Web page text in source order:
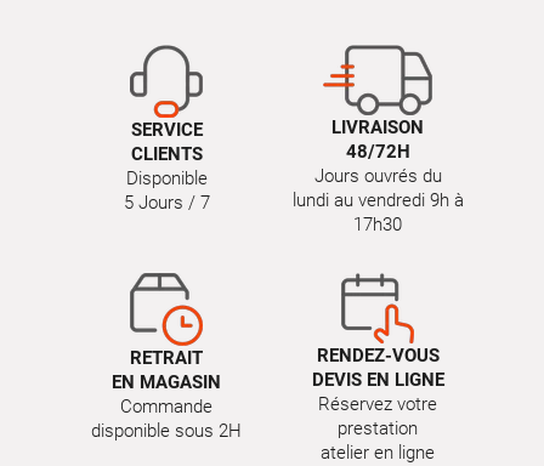
SERVICE
CLIENTS
Disponible
5 Jours / 7
LIVRAISON
48/72H
Jours ouvrés du
lundi au vendredi 9h à
17h30
RETRAIT
EN MAGASIN
Commande
disponible sous 2H
RENDEZ-VOUS
DEVIS EN LIGNE
Réservez votre
prestation
atelier en ligne